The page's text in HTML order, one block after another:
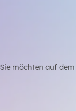
Sie möchten auf